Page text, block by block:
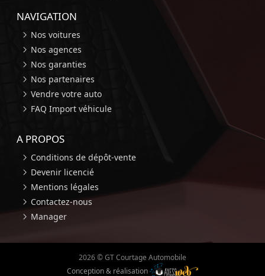
NAVIGATION
Nos voitures
Nos agences
Nos garanties
Nos partenaires
Vendre votre auto
FAQ Import véhicule
A PROPOS
Conditions de dépôt-vente
Devenir licencié
Mentions légales
Contactez-nous
Manager
2026 © GT Courtage Automobile
Conception & réalisation